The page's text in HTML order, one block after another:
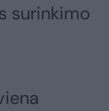
surinkimo